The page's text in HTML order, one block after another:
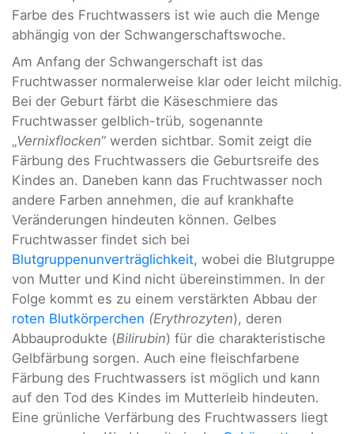
Farbe des Fruchtwassers ist wie auch die Menge
abhängig von der Schwangerschaftswoche.
Am Anfang der Schwangerschaft ist das
Fruchtwasser normalerweise klar oder leicht milchig.
Bei der Geburt färbt die Käseschmiere das
Fruchtwasser gelblich-trüb, sogenannte
„Vernixflocken“ werden sichtbar. Somit zeigt die
Färbung des Fruchtwassers die Geburtsreife des
Kindes an. Daneben kann das Fruchtwasser noch
andere Farben annehmen, die auf krankhafte
Veränderungen hindeuten können. Gelbes
Fruchtwasser findet sich bei
Blutgruppenunverträglichkeit, wobei die Blutgruppe
von Mutter und Kind nicht übereinstimmen. In der
Folge kommt es zu einem verstärkten Abbau der
roten Blutkörperchen (Erythrozyten), deren
Abbauprodukte (Bilirubin) für die charakteristische
Gelbfärbung sorgen. Auch eine fleischfarbene
Färbung des Fruchtwassers ist möglich und kann
auf den Tod des Kindes im Mutterleib hindeuten.
Eine grünliche Verfärbung des Fruchtwassers liegt